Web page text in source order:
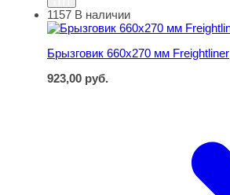
Брызговик 660х270 мм Freightliner
1157 В наличии
Брызговик 660х270 мм Freightliner
923,00 руб.